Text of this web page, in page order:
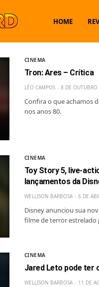
HOME
CINEMA
Tron: Ares – Crítica
LÉO CAMPOS 8 DE
Confira o que achamos
nos anos 80.
CINEMA
Toy Story 5, live-
lançamentos da
WELLISON BARBOSA 6 DE
Disney anunciou sua
filme de terror estrelado
CINEMA
Jared Leto pode ter
WELLISON BARBOSA 11 DE